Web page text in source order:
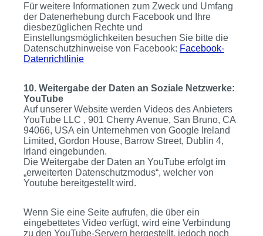
Für weitere Informationen zum Zweck und Umfang
der Datenerhebung durch Facebook und Ihre
diesbezüglichen Rechte und
Einstellungsmöglichkeiten besuchen Sie bitte die
Datenschutzhinweise von Facebook: Facebook-
Datenrichtlinie
10. Weitergabe der Daten an Soziale Netzwerke:
YouTube
Auf unserer Website werden Videos des Anbieters
YouTube LLC , 901 Cherry Avenue, San Bruno, CA
94066, USA ein Unternehmen von Google Ireland
Limited, Gordon House, Barrow Street, Dublin 4,
Irland eingebunden.
Die Weitergabe der Daten an YouTube erfolgt im
„erweiterten Datenschutzmodus“, welcher von
Youtube bereitgestellt wird.
Wenn Sie eine Seite aufrufen, die über ein
eingebettetes Video verfügt, wird eine Verbindung
zu den YouTube-Servern hergestellt, jedoch noch